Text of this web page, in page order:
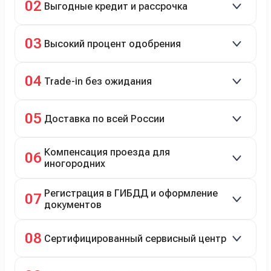
подержанные авто.
02 Выгодные кредит и рассрочка
рассрочка 0% на 2 года при первом взносе 35–50%.
03 Высокий процент одобрения
04 Trade-in без ожидания
05 Доставка по всей России
06 Компенсация проезда для
иногородних
07 Регистрация в ГИБДД и оформление
документов
08 Сертифицированный сервисный центр